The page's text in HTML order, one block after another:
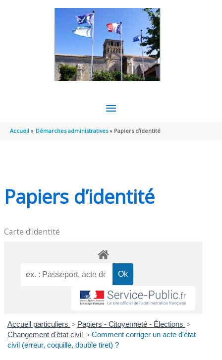
MENU
PRINCIPAL
Accueil Démarches administratives Papiers d’identité
Papiers d’identité
Carte d’identité
Accueil particuliers > Papiers - Citoyenneté - Élections >
Changement d'état civil > Comment corriger un acte d'état
civil (erreur, coquille, double tiret) ?